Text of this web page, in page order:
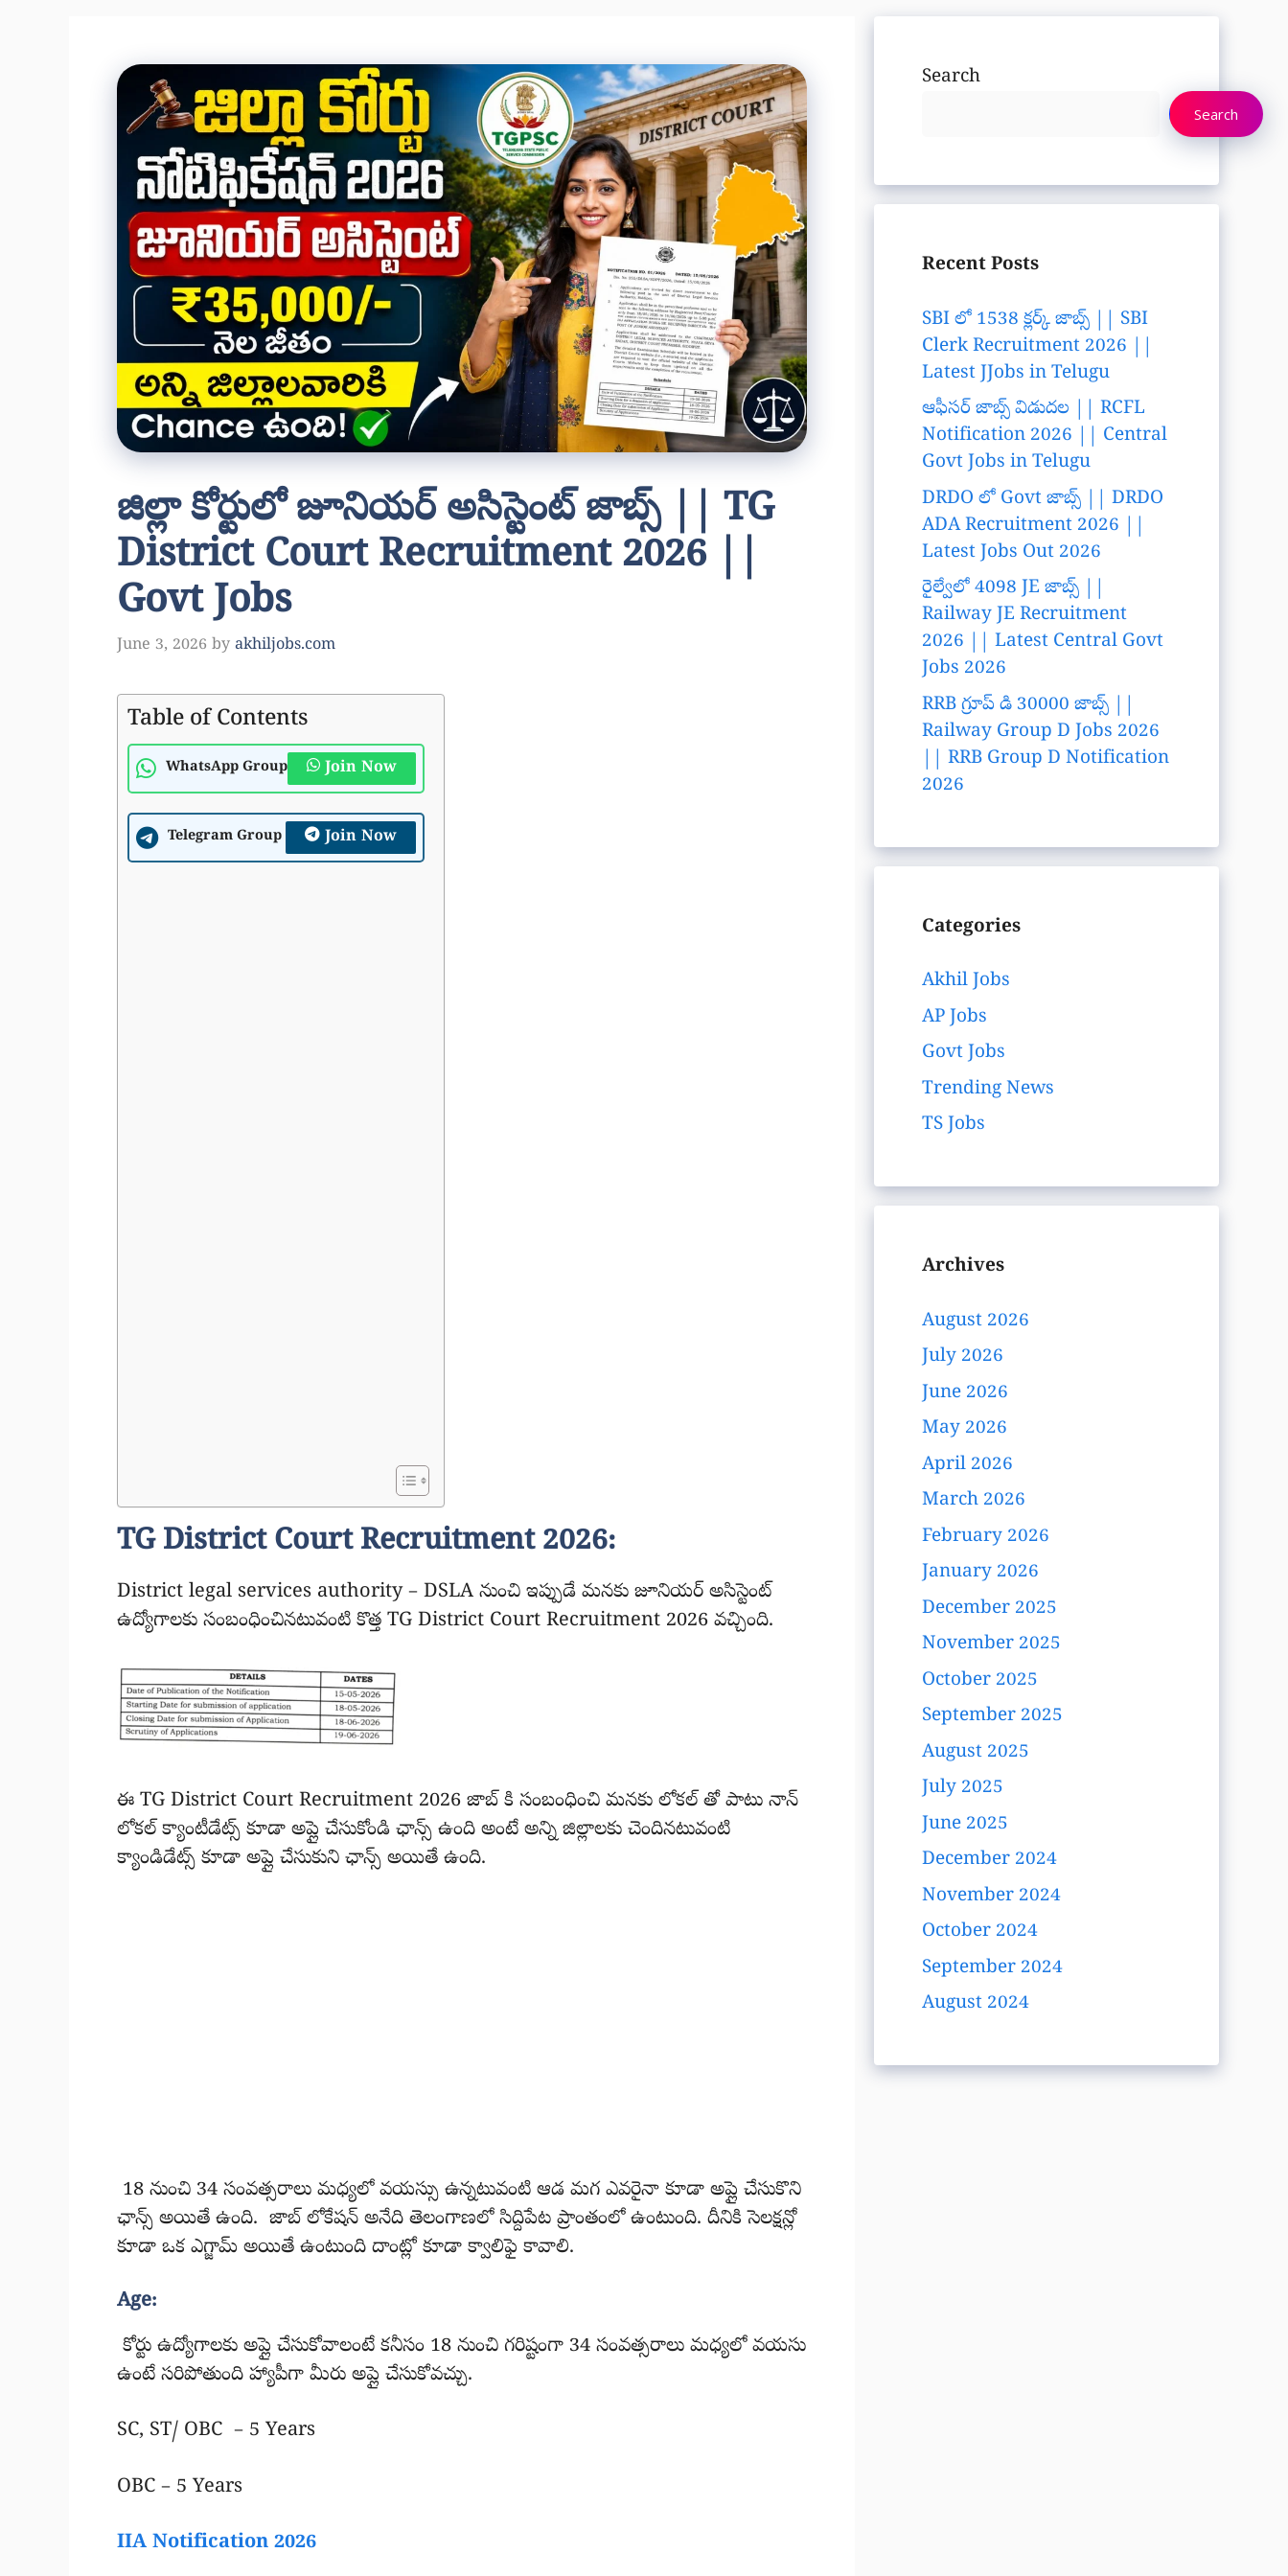
జిల్లా కోర్టులో జూనియర్ అసిస్టెంట్ జాబ్స్ || TG
District Court Recruitment 2026 ||
Govt Jobs
June 3, 2026 by akhiljobs.com
Table of Contents
WhatsApp Group Join Now
Telegram Group Join Now
TG District Court Recruitment 2026:
District legal services authority – DSLA నుంచి ఇప్పుడే మనకు జూనియర్ అసిస్టెంట్
ఉద్యోగాలకు సంబంధించినటువంటి కొత్త TG District Court Recruitment 2026 వచ్చింది.
ఈ TG District Court Recruitment 2026 జాబ్ కి సంబంధించి మనకు లోకల్ తో పాటు నాన్
లోకల్ క్యాంటీడేట్స్ కూడా అప్లై చేసుకోండి ఛాన్స్ ఉంది అంటే అన్ని జిల్లాలకు చెందినటువంటి
క్యాండిడేట్స్ కూడా అప్లై చేసుకుని ఛాన్స్ అయితే ఉంది.
18 నుంచి 34 సంవత్సరాలు మధ్యలో వయస్సు ఉన్నటువంటి ఆడ మగ ఎవరైనా కూడా అప్లై చేసుకొని
ఛాన్స్ అయితే ఉంది. జాబ్ లోకేషన్ అనేది తెలంగాణలో సిద్దిపేట ప్రాంతంలో ఉంటుంది. దీనికి సెలక్షన్లో
కూడా ఒక ఎగ్జామ్ అయితే ఉంటుంది దాంట్లో కూడా క్వాలిఫై కావాలి.
Age:
కోర్టు ఉద్యోగాలకు అప్లై చేసుకోవాలంటే కనీసం 18 నుంచి గరిష్టంగా 34 సంవత్సరాలు మధ్యలో వయసు
ఉంటే సరిపోతుంది హ్యాపీగా మీరు అప్లై చేసుకోవచ్చు.
SC, ST/ OBC – 5 Years
OBC – 5 Years
IIA Notification 2026
Search
Search
Recent Posts
SBI లో 1538 క్లర్క్ జాబ్స్ || SBI
Clerk Recruitment 2026 ||
Latest JJobs in Telugu
ఆఫీసర్ జాబ్స్ విడుదల || RCFL
Notification 2026 || Central
Govt Jobs in Telugu
DRDO లో Govt జాబ్స్ || DRDO
ADA Recruitment 2026 ||
Latest Jobs Out 2026
రైల్వేలో 4098 JE జాబ్స్ ||
Railway JE Recruitment
2026 || Latest Central Govt
Jobs 2026
RRB గ్రూప్ డి 30000 జాబ్స్ ||
Railway Group D Jobs 2026
|| RRB Group D Notification
2026
Categories
Akhil Jobs
AP Jobs
Govt Jobs
Trending News
TS Jobs
Archives
August 2026
July 2026
June 2026
May 2026
April 2026
March 2026
February 2026
January 2026
December 2025
November 2025
October 2025
September 2025
August 2025
July 2025
June 2025
December 2024
November 2024
October 2024
September 2024
August 2024